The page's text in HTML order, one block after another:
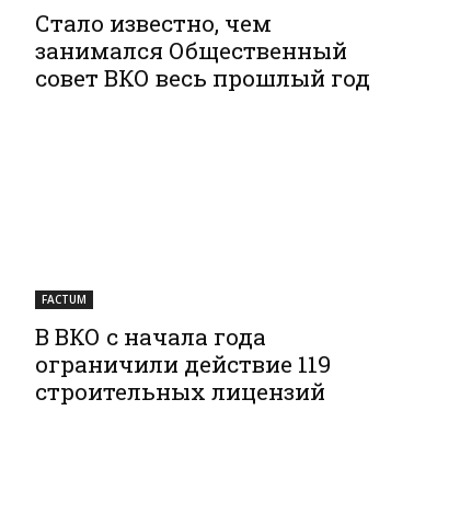
Стало известно, чем
занимался Общественный
совет ВКО весь прошлый год
FACTUM
В ВКО с начала года
ограничили действие 119
строительных лицензий